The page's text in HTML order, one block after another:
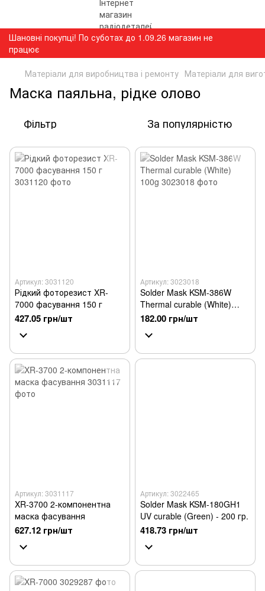
Шановні покупці! По суботах до 1.09.26 магазин не
працює
Матеріали для виробництва і ремонту Матеріали для
Маска паяльна, рідке олово
Фільтр За популярністю
Артикул: 3031120
Рідкий фоторезист XR-
7000 фасування 150 г
427.05 грн/шт
Артикул: 3023018
Solder Mask KSM-386W
Thermal curable (White)
100g
182.00 грн/шт
Артикул: 3031117
XR-3700 2-компонентна
маска фасування
627.12 грн/шт
Артикул: 3022465
Solder Mask KSM-180GH1
UV curable (Green) - 200 гр.
418.73 грн/шт